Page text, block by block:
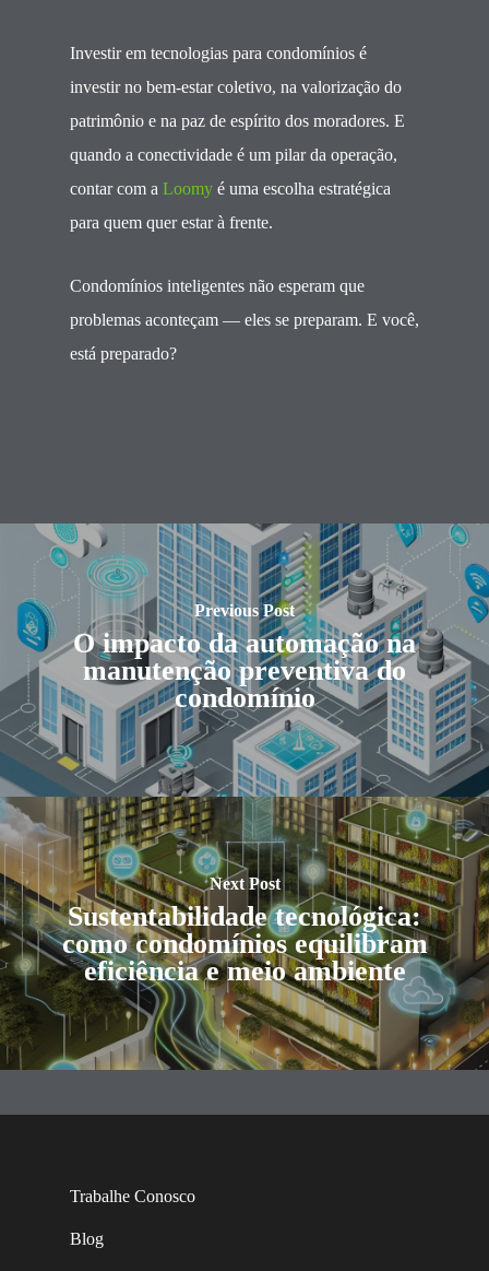
Investir em tecnologias para condomínios é
investir no bem-estar coletivo, na valorização do
patrimônio e na paz de espírito dos moradores. E
quando a conectividade é um pilar da operação,
contar com a Loomy é uma escolha estratégica
para quem quer estar à frente.
Condomínios inteligentes não esperam que
problemas aconteçam — eles se preparam. E você,
está preparado?
Previous Post
O impacto da automação na
manutenção preventiva do
condomínio
Next Post
Sustentabilidade tecnológica:
como condomínios equilibram
eficiência e meio ambiente
Trabalhe Conosco
Blog